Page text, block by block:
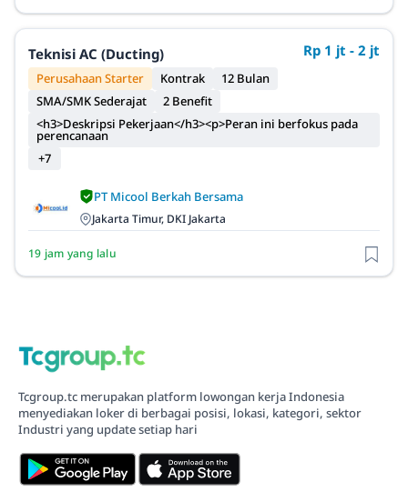
Teknisi AC (Ducting) Rp 1 jt - 2 jt
Perusahaan Starter Kontrak
12 Bulan
SMA/SMK Sederajat
2 Benefit
<h3>Deskripsi Pekerjaan</h3><p>Peran ini berfokus pada
perencanaan
+7
PT Micool Berkah Bersama
Jakarta Timur, DKI Jakarta
19 jam yang lalu
Tcgroup.tc merupakan platform lowongan kerja Indonesia
menyediakan loker di berbagai posisi, lokasi, kategori, sektor
Industri yang update setiap hari